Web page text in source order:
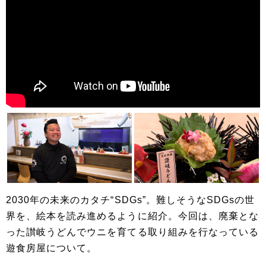
2030年の未来のカタチ“SDGs”。難しそうなSDGsの世
界を、絵本を読み進めるように紹介。今回は、廃棄とな
った讃岐うどんでウニを育てる取り組みを行なっている
遊食房屋について。